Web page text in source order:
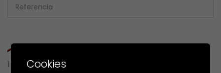
1 RESULTS OF
Cookies